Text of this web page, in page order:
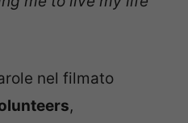
nel filmato
,